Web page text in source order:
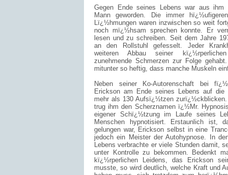
Gegen Ende seines Lebens war aus ihm
Mann geworden. Die immer
Lï¿½hmungen waren inzwischen so weit
noch mï¿½hsam sprechen konnte. Er
lesen und zu schreiben. Seit dem Jahre
an den Rollstuhl gefesselt. Jeder
weiteren Abbau seiner
zunehmende Schmerzen zur Folge
mitunter so heftig, dass manche Muskeln
Neben seiner Ko-Autorenschaft bei
Erickson am Ende seines Lebens auf die
mehr als 130 Aufsï¿½tzen
trug ihm den Scherznamen ï¿½Mr.
eigener Schï¿½tzung im Laufe seines
Menschen hypnotisiert. Erstaunlich ist,
gelungen war, Erickson selbst in eine
jedoch ein Meister der Autohypnose. In
Lebens verbrachte er viele Stunden damit,
unter Kontrolle zu bekommen. Bedenkt
kï¿½rperlichen Leidens, das Erickson
musste, so wird deutlich, welche Kraft und